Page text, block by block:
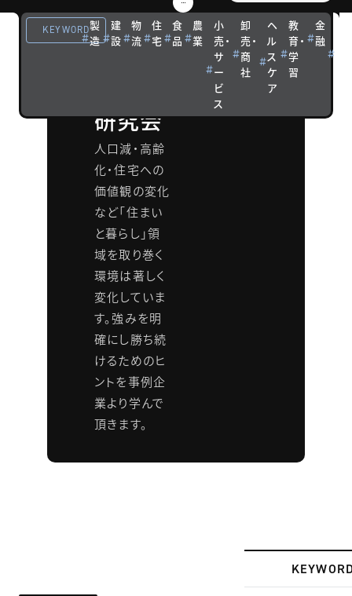
KEYWORD製
造
建
設
物
流
住
宅
食
品
農
業
小
売・
サ
ー
ビ
ス
卸
売・
商
社
ヘ
ル
ス
ケ
ア
教
育・
学
習
金
融
しビジ
ネス成
研究会
人口減・高齢
化・住宅への
価値観の変化
など「住まい
と暮らし」領
域を取り巻く
環境は著しく
変化していま
す。強みを明
確にし勝ち続
けるためのヒ
ントを事例企
業より学んで
頂きます。